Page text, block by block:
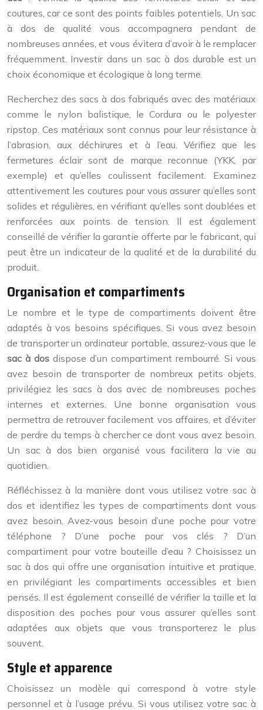
coutures, car ce sont des points faibles potentiels. Un sac
à dos de qualité vous accompagnera pendant de
nombreuses années, et vous évitera d’avoir à le remplacer
fréquemment. Investir dans un sac à dos durable est un
choix économique et écologique à long terme.
Recherchez des sacs à dos fabriqués avec des matériaux
comme le nylon balistique, le Cordura ou le polyester
ripstop. Ces matériaux sont connus pour leur résistance à
l’abrasion, aux déchirures et à l’eau. Vérifiez que les
fermetures éclair sont de marque reconnue (YKK, par
exemple) et qu’elles coulissent facilement. Examinez
attentivement les coutures pour vous assurer qu’elles sont
solides et régulières, en vérifiant qu’elles sont doublées et
renforcées aux points de tension. Il est également
conseillé de vérifier la garantie offerte par le fabricant, qui
peut être un indicateur de la qualité et de la durabilité du
produit.
Organisation et compartiments
Le nombre et le type de compartiments doivent être
adaptés à vos besoins spécifiques. Si vous avez besoin
de transporter un ordinateur portable, assurez-vous que le
sac à dos dispose d’un compartiment rembourré. Si vous
avez besoin de transporter de nombreux petits objets,
privilégiez les sacs à dos avec de nombreuses poches
internes et externes. Une bonne organisation vous
permettra de retrouver facilement vos affaires, et d’éviter
de perdre du temps à chercher ce dont vous avez besoin.
Un sac à dos bien organisé vous facilitera la vie au
quotidien.
Réfléchissez à la manière dont vous utilisez votre sac à
dos et identifiez les types de compartiments dont vous
avez besoin. Avez-vous besoin d’une poche pour votre
téléphone ? D’une poche pour vos clés ? D’un
compartiment pour votre bouteille d’eau ? Choisissez un
sac à dos qui offre une organisation intuitive et pratique,
en privilégiant les compartiments accessibles et bien
pensés. Il est également conseillé de vérifier la taille et la
disposition des poches pour vous assurer qu’elles sont
adaptées aux objets que vous transporterez le plus
souvent.
Style et apparence
Choisissez un modèle qui correspond à votre style
personnel et à l’usage prévu. Si vous utilisez votre sac à